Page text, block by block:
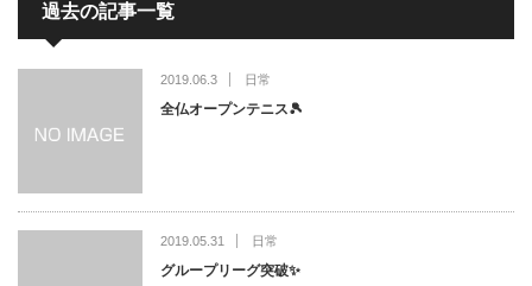
過去の記事一覧
2019.06.3 日常
全仏オープンテニス🎾
2019.05.31 日常
グループリーグ突破✨